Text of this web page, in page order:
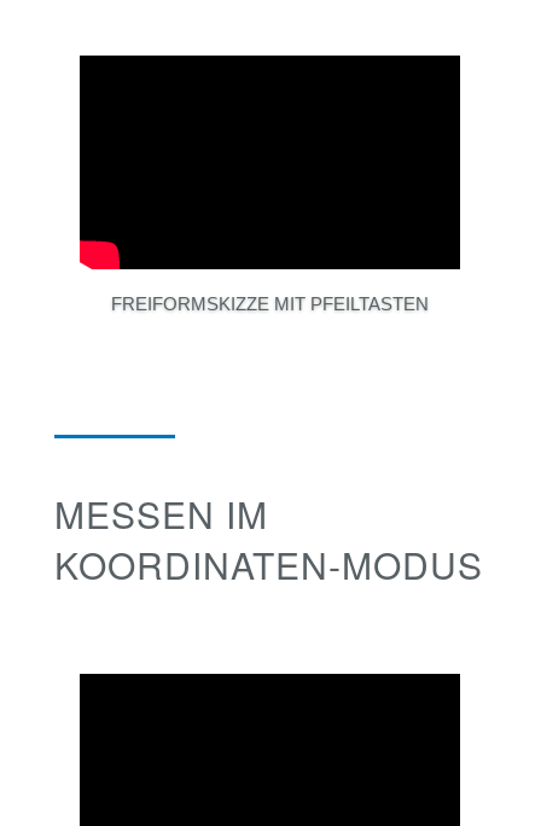
FREIFORMSKIZZE MIT PFEILTASTEN
MESSEN IM
KOORDINATEN-MODUS